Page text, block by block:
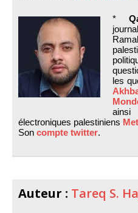
*
les
électroniques palestiniens
Son compte twitter.
Auteur : Tareq S.